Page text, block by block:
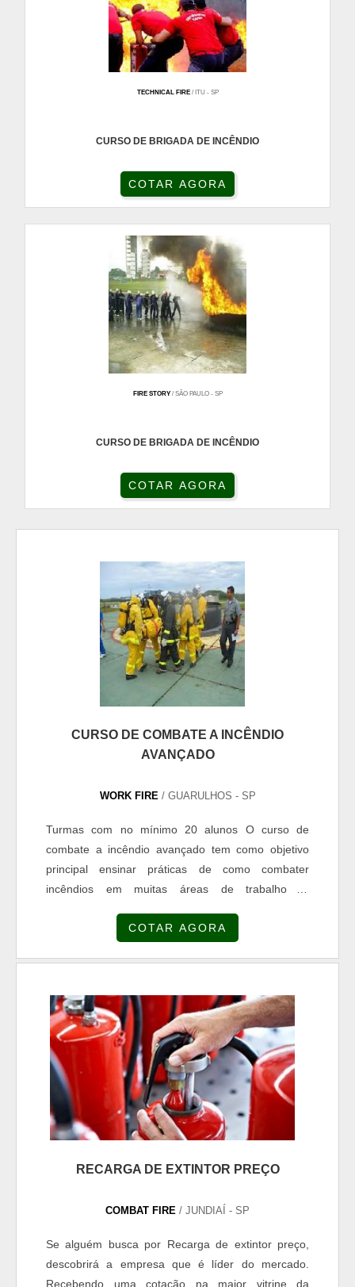
TECHNICAL FIRE/ ITU - SP
CURSO DE BRIGADA DE INCÊNDIO
COTAR AGORA
FIRE STORY/ SÃO PAULO - SP
CURSO DE BRIGADA DE INCÊNDIO
COTAR AGORA
CURSO DE COMBATE A INCÊNDIO
AVANÇADO
WORK FIRE / GUARULHOS - SP
Turmas com no mínimo 20 alunos O curso de
combate a incêndio avançado tem como objetivo
principal ensinar práticas de como combater
incêndios em muitas áreas de trabalho e,
se formam nesse curso adquirem noções
padrões exigidos por lei, ele se...
COTAR AGORA
RECARGA DE EXTINTOR PREÇO
COMBAT FIRE / JUNDIAÍ - SP
Se alguém busca por Recarga de extintor preço,
descobrirá a empresa que é líder do mercado.
Recebendo uma cotação na maior vitrine da